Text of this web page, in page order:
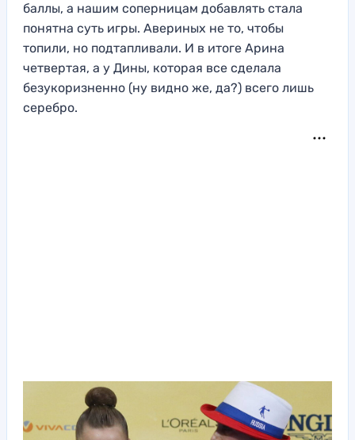
баллы, а нашим соперницам добавлять стала
понятна суть игры. Авериных не то, чтобы
топили, но подтапливали. И в итоге Арина
четвертая, а у Дины, которая все сделала
безукоризненно (ну видно же, да?) всего лишь
серебро.